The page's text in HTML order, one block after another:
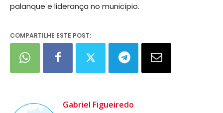
palanque e liderança no município.
COMPARTILHE ESTE POST:
Gabriel Figueiredo